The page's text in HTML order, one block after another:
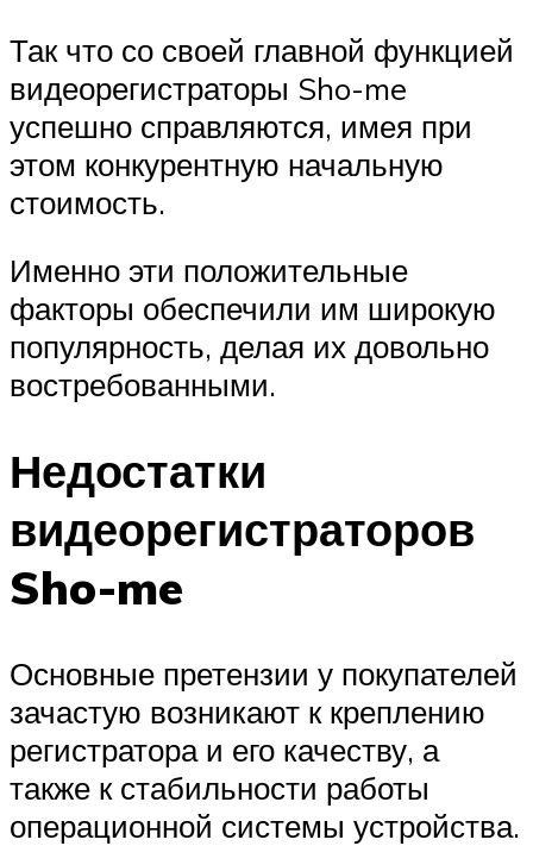
Так что со своей главной функцией
видеорегистраторы Sho-me
успешно справляются, имея при
этом конкурентную начальную
стоимость.
Именно эти положительные
факторы обеспечили им широкую
популярность, делая их довольно
востребованными.
Недостатки
видеорегистраторов
Sho-me
Основные претензии у покупателей
зачастую возникают к креплению
регистратора и его качеству, а
также к стабильности работы
операционной системы устройства.